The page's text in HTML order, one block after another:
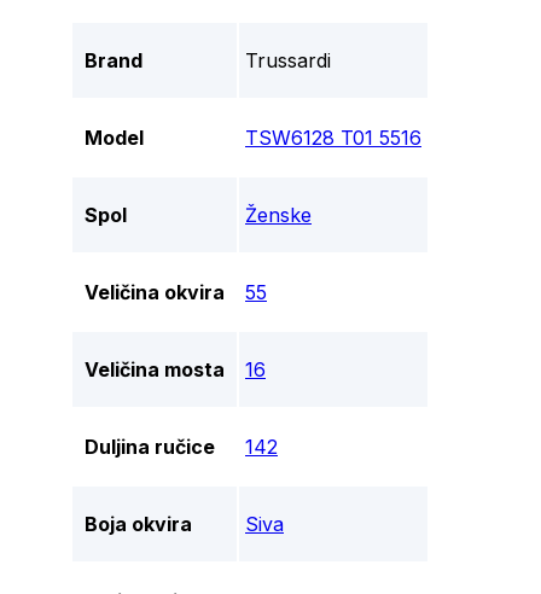
Brand Trussardi
Model TSW6128 T01 5516
Spol Ženske
Veličina okvira 55
Veličina mosta 16
Duljina ručice 142
Boja okvira Siva